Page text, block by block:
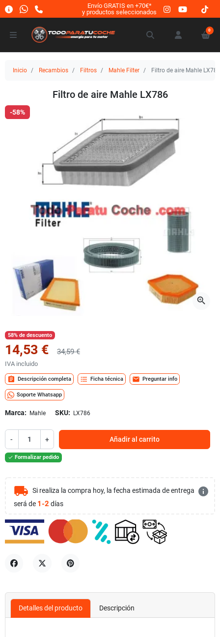
Envío GRATIS en +70€*
y productos seleccionados
0
Inicio Recambios Filtros Mahle Filter Filtro de aire Mahle LX786
Filtro de aire Mahle LX786
-58%
zoom_in
58% de descuento
14,53 € 34,59 €
IVA incluido
assignment Descripción completa format_list_bulleted Ficha técnica mail Preguntar info
Soporte Whatsapp
Marca: Mahle SKU: LX786
- + Añadir al carrito
 Formalizar pedido
local_shipping Si realiza la compra hoy, la fecha estimada de entrega
será de 1-2 días
info
Detalles del producto Descripción